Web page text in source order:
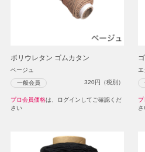
ポリウレタン ゴムカタン
ベージュ
一般会員 320円（税別）
プロ会員価格は、ログインしてご確認くだ
さい
さ